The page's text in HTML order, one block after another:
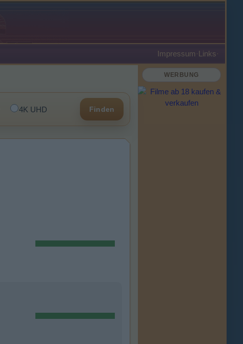
Impressum ·Links·
4K UHD Finden
WERBUNG